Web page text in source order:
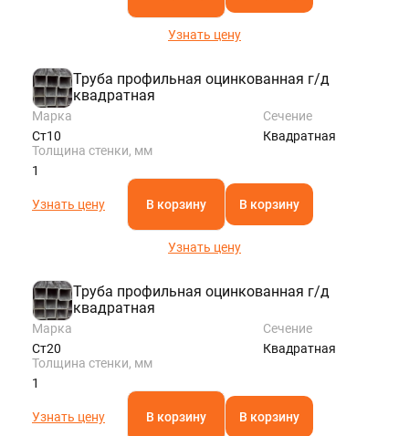
Узнать цену
Труба профильная оцинкованная г/д
квадратная
Марка
Ст10
Сечение
Квадратная
Толщина стенки, мм
1
Узнать цену В корзину В корзину
Узнать цену
Труба профильная оцинкованная г/д
квадратная
Марка
Ст20
Сечение
Квадратная
Толщина стенки, мм
1
Узнать цену В корзину В корзину